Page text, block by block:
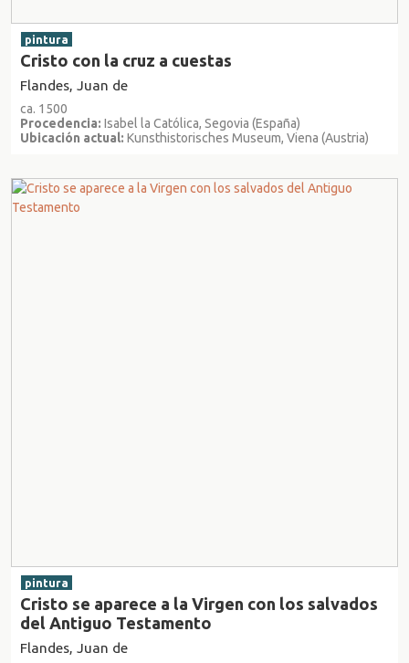
pintura
Cristo con la cruz a cuestas
Flandes, Juan de
ca. 1500
Procedencia: Isabel la Católica, Segovia (España)
Ubicación actual: Kunsthistorisches Museum, Viena (Austria)
pintura
Cristo se aparece a la Virgen con los salvados
del Antiguo Testamento
Flandes, Juan de